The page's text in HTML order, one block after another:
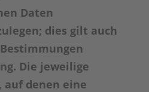
Daten
dies gilt auch
Die jeweilige
auf denen eine